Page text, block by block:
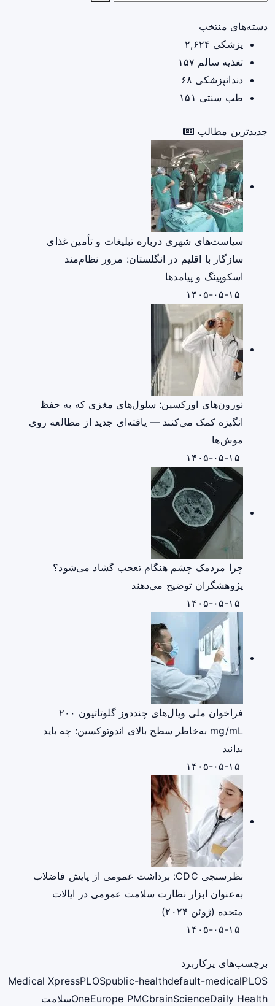
دسته‌های منتخب
پزشکی ۲,۶۲۴
تغذیه سالم ۱۵۷
دندانپزشکی ۶۸
طب سنتی ۱۵۱
جدیدترین مطالب
سیاست‌های شهری درباره تبلیغات و تأمین غذای
سازگار با اقلیم در انگلستان: مرور نظام‌مند
اسکوپینگ و پیامدها
نورون‌های اورکسین: سلول‌های مغزی که به حفظ
انگیزه کمک می‌کنند — یافته‌ای جدید از مطالعه روی
موش‌ها
چرا مردمک چشم هنگام تعجب گشاد می‌شود؟
پژوهشگران توضیح می‌دهند
فراخوان ملی ویال‌های چنددوز گلوتاتیون ۲۰۰
mg/mL به‌خاطر سطح بالای اندوتوکسین: چه باید
بدانید
نظرسنجی CDC: برداشت عمومی از پایش فاضلاب
به‌عنوان ابزار نظارت سلامت عمومی در ایالات
متحده (ژوئن ۲۰۲۴)
برچسب‌های پرکاربرد
Medical XpressPLOSpublic-healthdefault-medicalPLOS
OneEurope PMCbrainScienceDaily Health
سلامت